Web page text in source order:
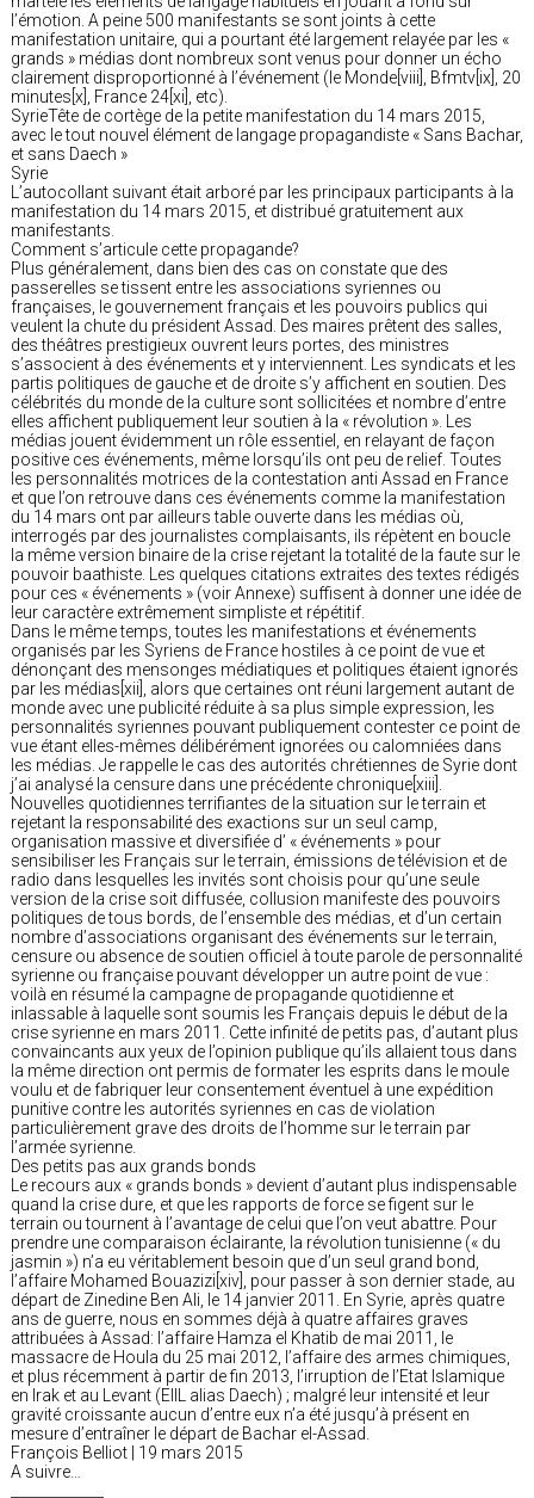
l’émotion. A peine 500 manifestants se sont joints à cette
manifestation unitaire, qui a pourtant été largement relayée par les «
grands » médias dont nombreux sont venus pour donner un écho
clairement disproportionné à l’événement (le Monde[viii], Bfmtv[ix], 20
minutes[x], France 24[xi], etc).
SyrieTête de cortège de la petite manifestation du 14 mars 2015,
avec le tout nouvel élément de langage propagandiste « Sans Bachar,
et sans Daech »
Syrie
L’autocollant suivant était arboré par les principaux participants à la
manifestation du 14 mars 2015, et distribué gratuitement aux
manifestants.
Comment s’articule cette propagande?
Plus généralement, dans bien des cas on constate que des
passerelles se tissent entre les associations syriennes ou
françaises, le gouvernement français et les pouvoirs publics qui
veulent la chute du président Assad. Des maires prêtent des salles,
des théâtres prestigieux ouvrent leurs portes, des ministres
s’associent à des événements et y interviennent. Les syndicats et les
partis politiques de gauche et de droite s’y affichent en soutien. Des
célébrités du monde de la culture sont sollicitées et nombre d’entre
elles affichent publiquement leur soutien à la « révolution ». Les
médias jouent évidemment un rôle essentiel, en relayant de façon
positive ces événements, même lorsqu’ils ont peu de relief. Toutes
les personnalités motrices de la contestation anti Assad en France
et que l’on retrouve dans ces événements comme la manifestation
du 14 mars ont par ailleurs table ouverte dans les médias où,
interrogés par des journalistes complaisants, ils répètent en boucle
la même version binaire de la crise rejetant la totalité de la faute sur le
pouvoir baathiste. Les quelques citations extraites des textes rédigés
pour ces « événements » (voir Annexe) suffisent à donner une idée de
leur caractère extrêmement simpliste et répétitif.
Dans le même temps, toutes les manifestations et événements
organisés par les Syriens de France hostiles à ce point de vue et
dénonçant des mensonges médiatiques et politiques étaient ignorés
par les médias[xii], alors que certaines ont réuni largement autant de
monde avec une publicité réduite à sa plus simple expression, les
personnalités syriennes pouvant publiquement contester ce point de
vue étant elles-mêmes délibérément ignorées ou calomniées dans
les médias. Je rappelle le cas des autorités chrétiennes de Syrie dont
j’ai analysé la censure dans une précédente chronique[xiii].
Nouvelles quotidiennes terrifiantes de la situation sur le terrain et
rejetant la responsabilité des exactions sur un seul camp,
organisation massive et diversifiée d’ « événements » pour
sensibiliser les Français sur le terrain, émissions de télévision et de
radio dans lesquelles les invités sont choisis pour qu’une seule
version de la crise soit diffusée, collusion manifeste des pouvoirs
politiques de tous bords, de l’ensemble des médias, et d’un certain
nombre d’associations organisant des événements sur le terrain,
censure ou absence de soutien officiel à toute parole de personnalité
syrienne ou française pouvant développer un autre point de vue :
voilà en résumé la campagne de propagande quotidienne et
inlassable à laquelle sont soumis les Français depuis le début de la
crise syrienne en mars 2011. Cette infinité de petits pas, d’autant plus
convaincants aux yeux de l’opinion publique qu’ils allaient tous dans
la même direction ont permis de formater les esprits dans le moule
voulu et de fabriquer leur consentement éventuel à une expédition
punitive contre les autorités syriennes en cas de violation
particulièrement grave des droits de l’homme sur le terrain par
l’armée syrienne.
Des petits pas aux grands bonds
Le recours aux « grands bonds » devient d’autant plus indispensable
quand la crise dure, et que les rapports de force se figent sur le
terrain ou tournent à l’avantage de celui que l’on veut abattre. Pour
prendre une comparaison éclairante, la révolution tunisienne (« du
jasmin ») n’a eu véritablement besoin que d’un seul grand bond,
l’affaire Mohamed Bouazizi[xiv], pour passer à son dernier stade, au
départ de Zinedine Ben Ali, le 14 janvier 2011. En Syrie, après quatre
ans de guerre, nous en sommes déjà à quatre affaires graves
attribuées à Assad: l’affaire Hamza el Khatib de mai 2011, le
massacre de Houla du 25 mai 2012, l’affaire des armes chimiques,
et plus récemment à partir de fin 2013, l’irruption de l’Etat Islamique
en Irak et au Levant (EIIL alias Daech) ; malgré leur intensité et leur
gravité croissante aucun d’entre eux n’a été jusqu’à présent en
mesure d’entraîner le départ de Bachar el-Assad.
François Belliot | 19 mars 2015
A suivre…